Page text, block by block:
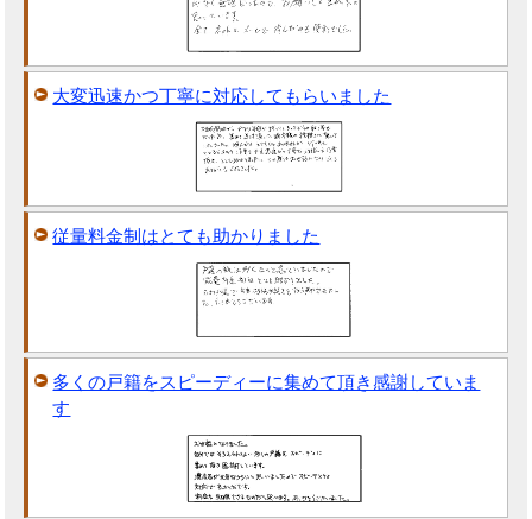
大変迅速かつ丁寧に対応してもらいました
従量料金制はとても助かりました
多くの戸籍をスピーディーに集めて頂き感謝していま
す